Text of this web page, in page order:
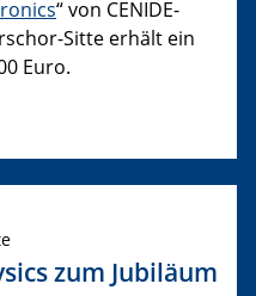
“ von CENIDE-
Sitte erhält ein
Euro.
zum Jubiläum